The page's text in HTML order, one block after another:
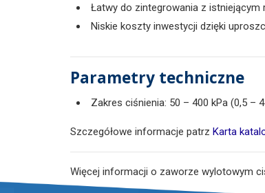
Łatwy do zintegrowania z istniejącym
Niskie koszty inwestycji dzięki
Parametry techniczne
Zakres ciśnienia: 50 – 400 kPa (0,5 –
Szczegółowe informacje patrz Karta
Więcej informacji o zaworze wylotowym